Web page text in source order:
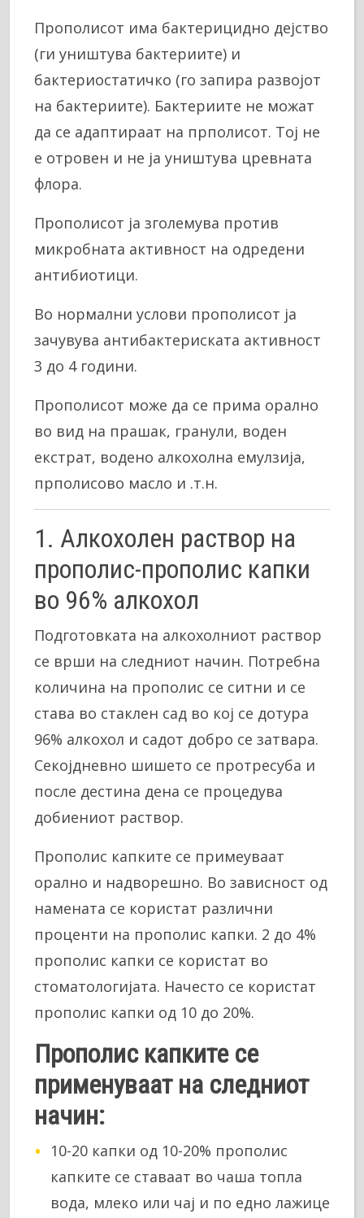
Прополисот има бактерицидно дејство
(ги уништува бактериите) и
бактериостатичко (го запира развојот
на бактериите). Бактериите не можат
да се адаптираат на прполисот. Тој не
е отровен и не ја уништува цревната
флора.
Прополисот ја зголемува против
микробната активност на одредени
антибиотици.
Во нормални услови прополисот ја
зачувува антибактериската активност
3 до 4 години.
Прополисот може да се прима орално
во вид на прашак, гранули, воден
екстрат, водено алкохолна емулзија,
прполисово масло и .т.н.
1. Алкохолен раствор на
прополис-прополис капки
во 96% алкохол
Подготовката на алкохолниот раствор
се врши на следниот начин. Потребна
количина на прополис се ситни и се
става во стаклен сад во кој се дотура
96% алкохол и садот добро се затвара.
Секојдневно шишето се протресуба и
после дестина дена се процедува
добиениот раствор.
Прополис капките се примеуваат
орално и надворешно. Во зависност од
намената се користат различни
проценти на прополис капки. 2 до 4%
прополис капки се користат во
стоматологијата. Начесто се користат
прополис капки од 10 до 20%.
Прополис капките се
применуваат на следниот
начин:
10-20 капки од 10-20% прополис
капките се ставаат во чаша топла
вода, млеко или чај и по едно лажице